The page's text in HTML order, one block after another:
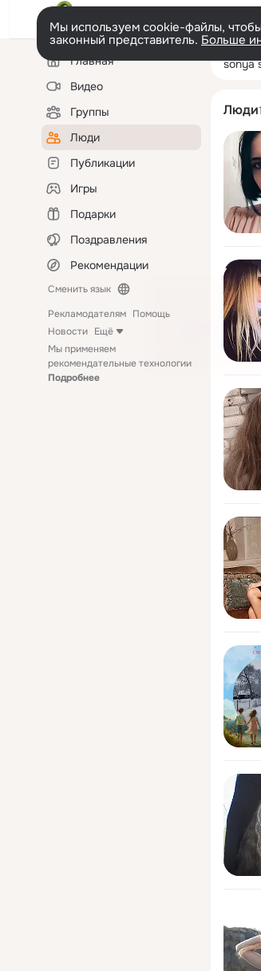
Мы используем cookie-файлы,
законный представитель. Больше
Левая
колонкаГлавная
Видео
Группы
Люди
Публикации
Игры
Подарки
Поздравления
Рекомендации
Сменить язык
Рекламодателям Помощь
Новости Ещё
Мы применяем
рекомендательные технологии
Подробнее
Люди